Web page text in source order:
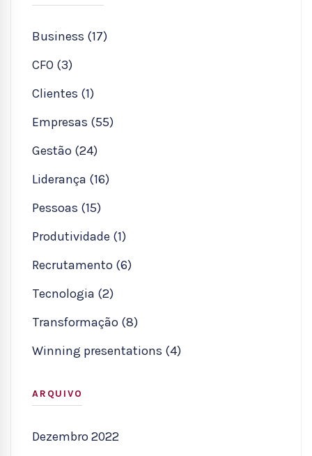
Business (17)
CFO (3)
Clientes (1)
Empresas (55)
Gestão (24)
Liderança (16)
Pessoas (15)
Produtividade (1)
Recrutamento (6)
Tecnologia (2)
Transformação (8)
Winning presentations (4)
ARQUIVO
Dezembro 2022